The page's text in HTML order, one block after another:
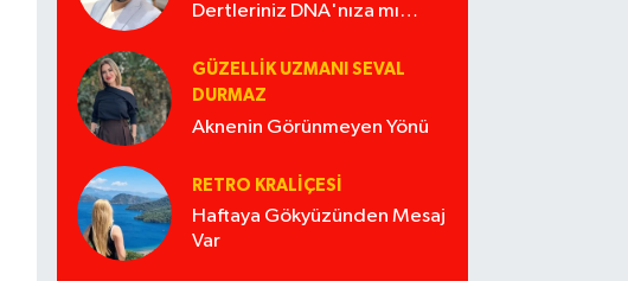
Dertleriniz DNA'nıza mı
GÜZELLIK UZMANI SEVAL
DURMAZ
Aknenin Görünmeyen Yönü
RETRO KRALIÇESI
Haftaya Gökyüzünden Mesaj
Var